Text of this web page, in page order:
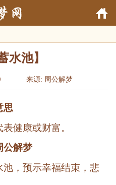
水池】
来源: 周公解梦
思
健康或财富。
公解梦
，预示幸福结束，悲